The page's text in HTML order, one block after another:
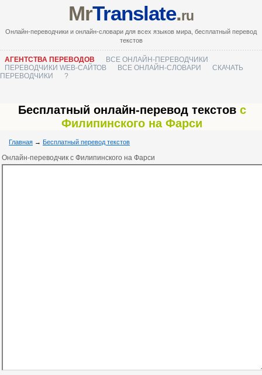
MrTranslate.ru
Онлайн-переводчики и онлайн-словари для всех языков мира, бесплатный перевод
текстов
АГЕНТСТВА ПЕРЕВОДОВ
ВСЕ ОНЛАЙН-ПЕРЕВОДЧИКИ
ПЕРЕВОДЧИКИ WEB-САЙТОВ
ВСЕ ОНЛАЙН-СЛОВАРИ
СКАЧАТЬ
ПЕРЕВОДЧИКИ
?
Бесплатный онлайн-перевод текстов с
Филипинского на Фарси
Главная → Бесплатный перевод текстов
Онлайн-переводчик с Филипинского на Фарси